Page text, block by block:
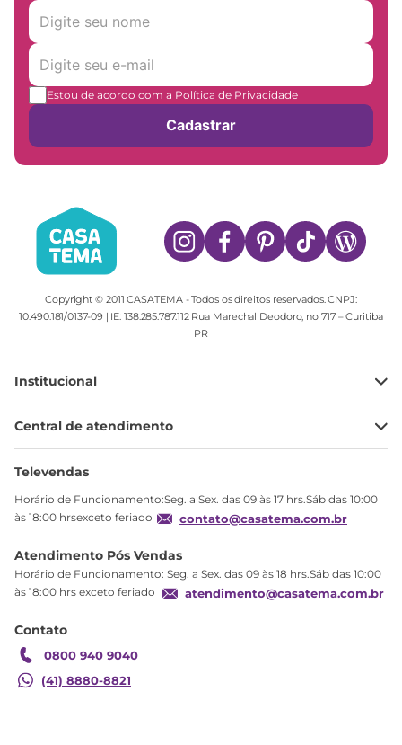
Estou de acordo com a Política de Privacidade
Cadastrar
Copyright © 2011 CASATEMA - Todos os direitos reservados. CNPJ:
10.490.181/0137-09 | IE: 138.285.787.112 Rua Marechal Deodoro, no 717 – Curitiba
PR
Institucional
Minha Conta
Meus pedidos
Troca
Garantia
Central de atendimento
Ajuda
Televendas
Horário de Funcionamento:Seg. a Sex. das 09 às 17 hrs.Sáb das 10:00
às 18:00 hrsexceto feriado
contato@casatema.com.br
Atendimento Pós Vendas
Horário de Funcionamento: Seg. a Sex. das 09 às 18 hrs.Sáb das 10:00
às 18:00 hrs exceto feriado
atendimento@casatema.com.br
Contato
0800 940 9040
(41) 8880-8821